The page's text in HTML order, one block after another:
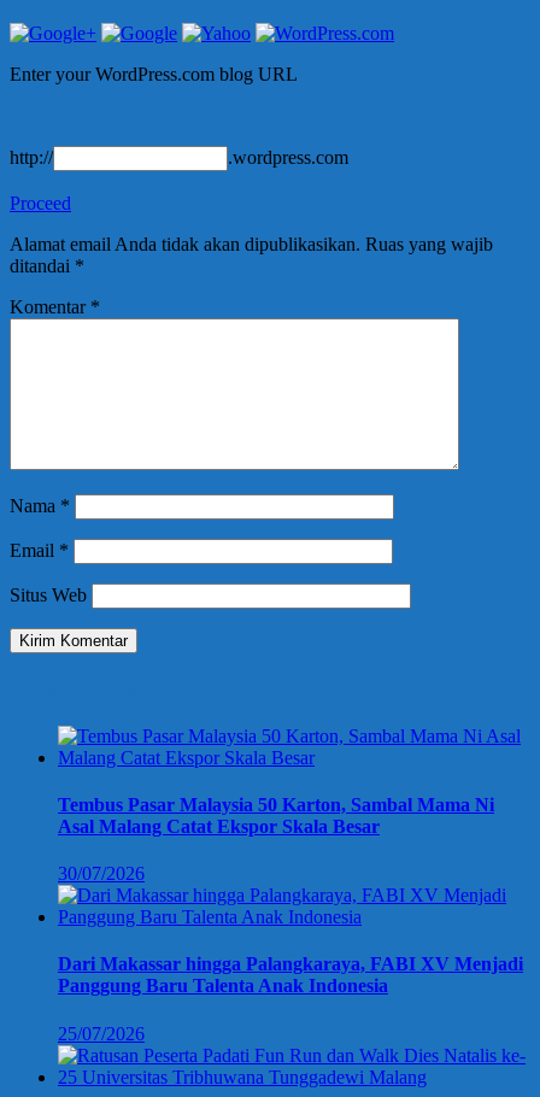
Enter your WordPress.com blog URL
http:// .wordpress.com
Proceed
Alamat email Anda tidak akan dipublikasikan. Ruas yang wajib
ditandai *
Komentar *
Nama *
Email *
Situs Web
Tembus Pasar Malaysia 50 Karton, Sambal Mama Ni
Asal Malang Catat Ekspor Skala Besar
30/07/2026
Dari Makassar hingga Palangkaraya, FABI XV Menjadi
Panggung Baru Talenta Anak Indonesia
25/07/2026